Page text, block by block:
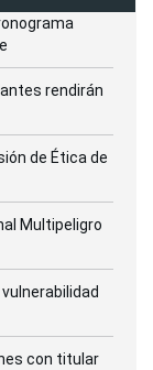
rendirán
de Ética de
Multipeligro
con titular